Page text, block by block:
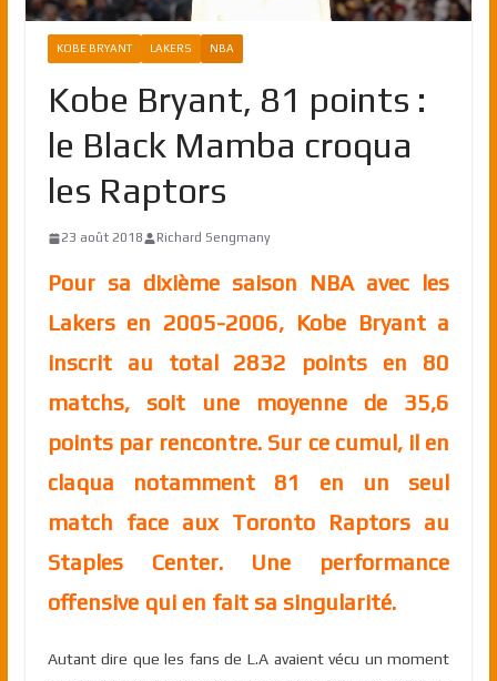
KOBE BRYANT LAKERS NBA
Kobe Bryant, 81 points :
le Black Mamba croqua
les Raptors
23 août 2018 Richard Sengmany
Pour sa dixième saison NBA avec les
Lakers en 2005-2006, Kobe Bryant a
inscrit au total 2832 points en 80
matchs, soit une moyenne de 35,6
points par rencontre. Sur ce cumul, il en
claqua notamment 81 en un seul
match face aux Toronto Raptors au
Staples Center. Une performance
offensive qui en fait sa singularité.
Autant dire que les fans de L.A avaient vécu un moment